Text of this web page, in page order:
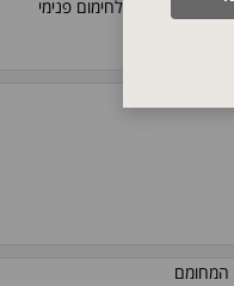
מערכת הידוק לחימום פנימי
במצב 'חם')
המחומם